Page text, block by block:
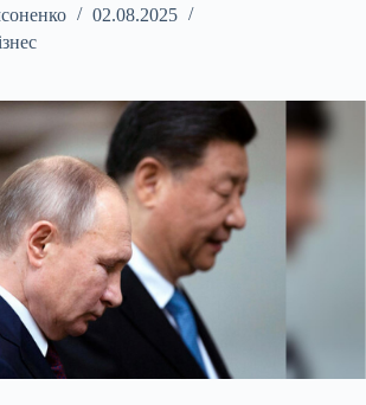
02.08.2025